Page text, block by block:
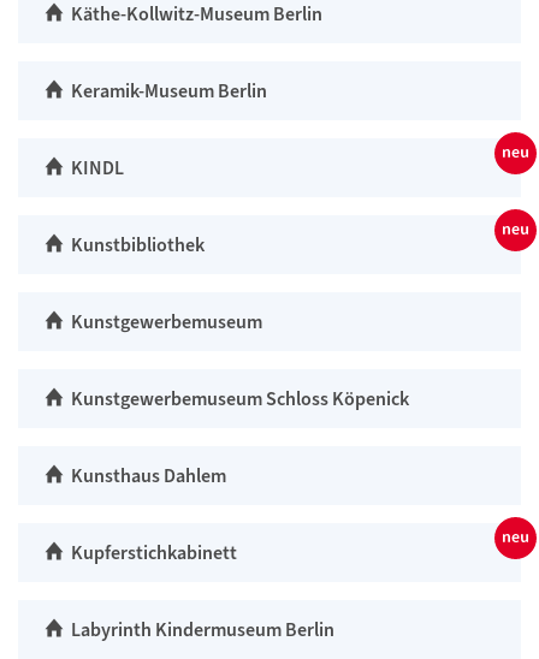
Käthe-Kollwitz-Museum Berlin
Keramik-Museum Berlin
KINDL
Kunstbibliothek
Kunstgewerbemuseum
Kunstgewerbemuseum Schloss Köpenick
Kunsthaus Dahlem
Kupferstichkabinett
Labyrinth Kindermuseum Berlin